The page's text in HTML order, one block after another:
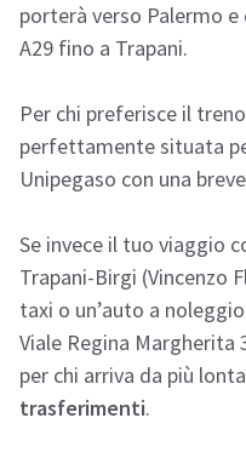
porterà verso Palermo
A29 fino a Trapani.
Per chi preferisce il
perfettamente situata
Unipegaso con una
Se invece il tuo viaggio
Trapani-Birgi (Vincenzo
taxi o un’auto a
Viale Regina
per chi arriva da più
trasferimenti.